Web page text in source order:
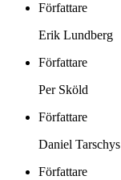
Författare
Erik Lundberg
Författare
Per Sköld
Författare
Daniel Tarschys
Författare